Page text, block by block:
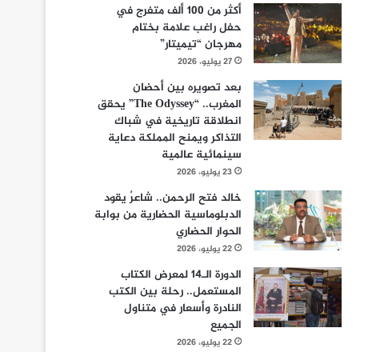
أكثر من 100 ألف متفرج في
حفل راغب علامة بختام
مهرجان “تيميتار”
27 يوليو، 2026
بعد تصويره بين أحضان
المغرب.. “The Odyssey” يحقق
انطلاقة تاريخية في شباك
التذاكر ويمنح المملكة دعاية
سينمائية عالمية
23 يوليو، 2026
خالد فتح الرحمن.. شاعرٌ يقود
الدبلوماسية الحضارية من بوابة
الحوار الحضاري
22 يوليو، 2026
الدورة الـ14 لمعرض الكتاب
المستعمل.. رحلة بين الكتب
النادرة وأسعار في متناول
الجميع
22 يوليو، 2026